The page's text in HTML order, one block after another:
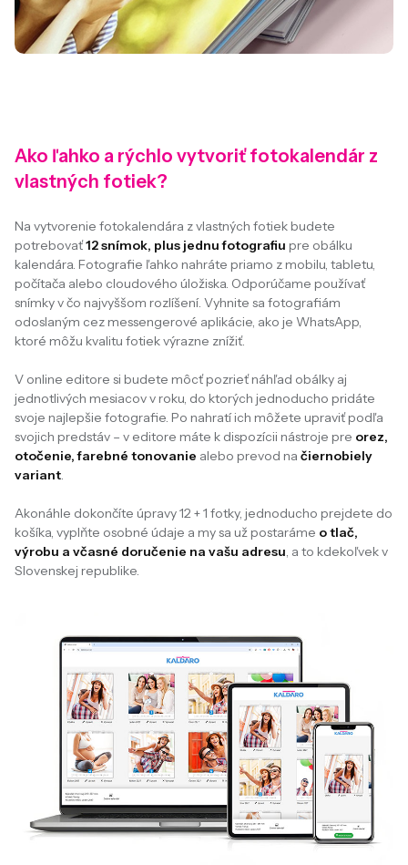
Ako ľahko a rýchlo vytvoriť fotokalendár z
vlastných fotiek?
Na vytvorenie fotokalendára z vlastných fotiek budete
potrebovať12 snímok, plus jednu fotografiu pre obálku
kalendára. Fotografie ľahko nahráte priamo z mobilu, tabletu,
počítača alebo cloudového úložiska. Odporúčame používať
snímky v čo najvyššom rozlíšení. Vyhnite sa fotografiám
odoslaným cez messengerové aplikácie, ako je WhatsApp,
ktoré môžu kvalitu fotiek výrazne znížiť.
V online editore si budete môcť pozrieť náhľad obálky aj
jednotlivých mesiacov v roku, do ktorých jednoducho pridáte
svoje najlepšie fotografie. Po nahratí ich môžete upraviť podľa
svojich predstáv – v editore máte k dispozícii nástroje pre orez,
otočenie, farebné tonovanie alebo prevod na čiernobiely
variant.
Akonáhle dokončíte úpravy 12 + 1 fotky, jednoducho prejdete do
košíka, vyplňte osobné údaje a my sa už postaráme o tlač,
výrobu a včasné doručenie na vašu adresu, a to kdekoľvek v
Slovenskej republike.